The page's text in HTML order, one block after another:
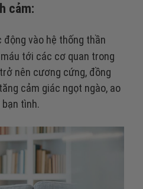
cảm:
động vào hệ thống thần
tới các cơ quan trong
nên cương cứng, đồng
cảm giác ngọt ngào, ao
tình.